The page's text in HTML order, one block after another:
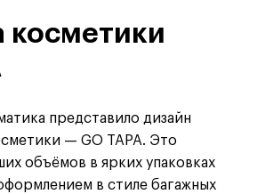
косметики
представило дизайн
— GO TAPA. Это
объёмов в ярких упаковках
в стиле багажных